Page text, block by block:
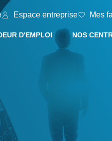
Espace entreprise Mes
D'EMPLOI NOS